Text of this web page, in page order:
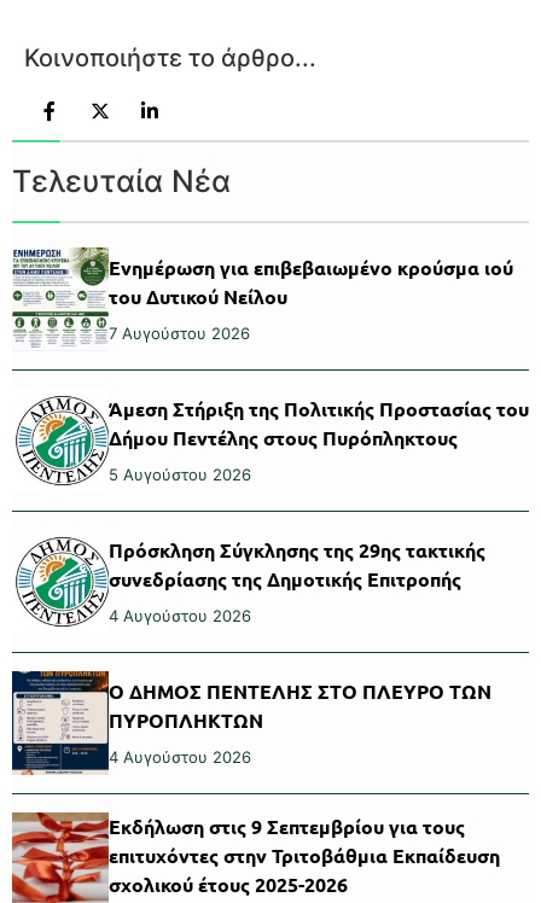
Κοινοποιήστε το άρθρο...
Τελευταία Νέα
Ενημέρωση για επιβεβαιωμένο κρούσμα ιού
του Δυτικού Νείλου
7 Αυγούστου 2026
Άμεση Στήριξη της Πολιτικής Προστασίας του
Δήμου Πεντέλης στους Πυρόπληκτους
5 Αυγούστου 2026
Πρόσκληση Σύγκλησης της 29ης τακτικής
συνεδρίασης της Δημοτικής Επιτροπής
4 Αυγούστου 2026
Ο ΔΗΜΟΣ ΠΕΝΤΕΛΗΣ ΣΤΟ ΠΛΕΥΡΟ ΤΩΝ
ΠΥΡΟΠΛΗΚΤΩΝ
4 Αυγούστου 2026
Εκδήλωση στις 9 Σεπτεμβρίου για τους
επιτυχόντες στην Τριτοβάθμια Εκπαίδευση
σχολικού έτους 2025-2026